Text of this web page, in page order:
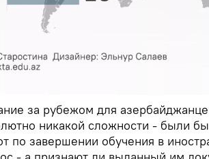
за рубежом для
никакой сложности - были
по завершении обучения в